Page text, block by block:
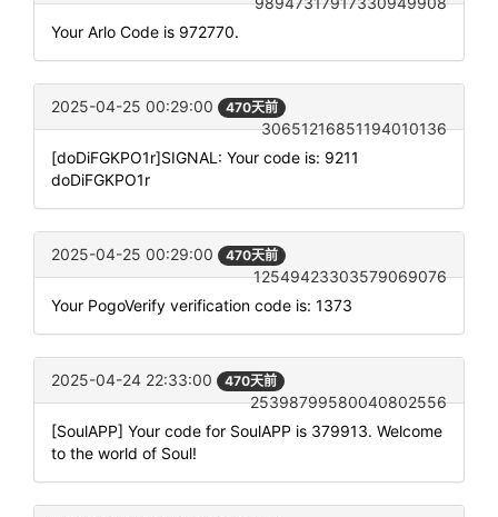
Your Arlo Code is 972770.
2025-04-25 00:29:00 470天前
30651216851194010136
[doDiFGKPO1r]SIGNAL: Your code is: 9211
doDiFGKPO1r
2025-04-25 00:29:00 470天前
12549423303579069076
Your PogoVerify verification code is: 1373
2025-04-24 22:33:00 470天前
25398799580040802556
[SoulAPP] Your code for SoulAPP is 379913. Welcome
to the world of Soul!